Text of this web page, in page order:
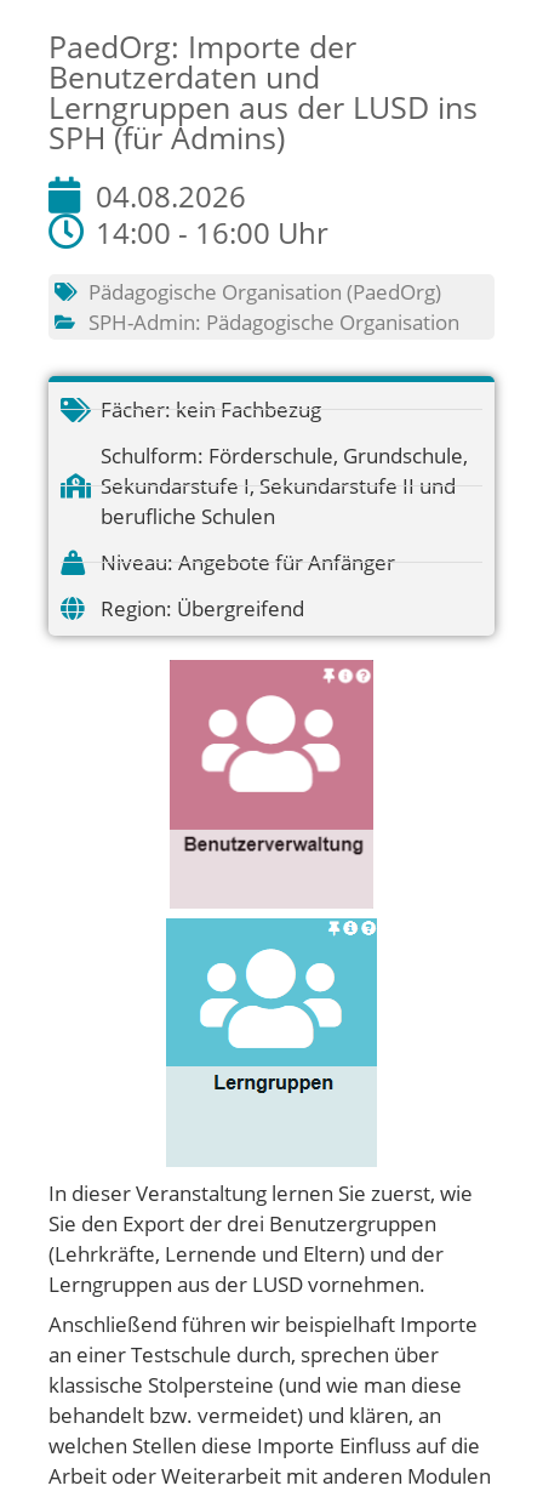
PaedOrg: Importe der
Benutzerdaten und
Lerngruppen aus der LUSD ins
SPH (für Admins)
04.08.2026
14:00 - 16:00 Uhr
Pädagogische Organisation (PaedOrg)
SPH-Admin: Pädagogische Organisation
Fächer: kein Fachbezug
Schulform: Förderschule, Grundschule,
Sekundarstufe I, Sekundarstufe II und
berufliche Schulen
Niveau: Angebote für Anfänger
Region: Übergreifend
In dieser Veranstaltung lernen Sie zuerst, wie
Sie den Export der drei Benutzergruppen
(Lehrkräfte, Lernende und Eltern) und der
Lerngruppen aus der LUSD vornehmen.
Anschließend führen wir beispielhaft Importe
an einer Testschule durch, sprechen über
klassische Stolpersteine (und wie man diese
behandelt bzw. vermeidet) und klären, an
welchen Stellen diese Importe Einfluss auf die
Arbeit oder Weiterarbeit mit anderen Modulen